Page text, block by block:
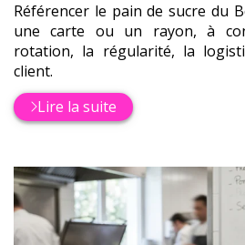
Référencer le pain de sucre du
une carte ou un rayon, à
rotation, la régularité, la
client.
Lire la suite